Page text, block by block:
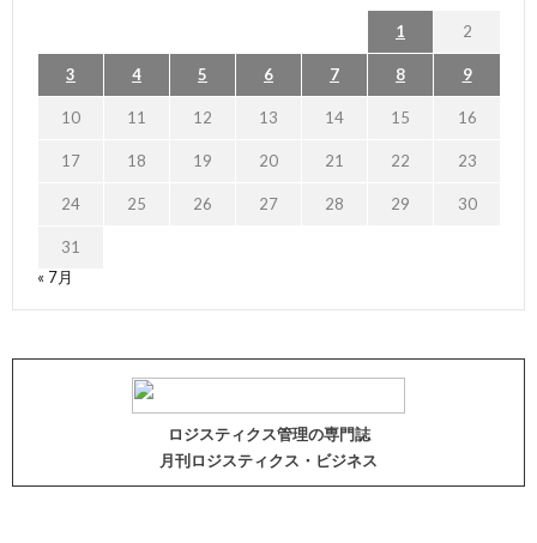
1 2
3 4 5 6 7 8 9
10 11 12 13 14 15 16
17 18 19 20 21 22 23
24 25 26 27 28 29 30
31
« 7月
ロジスティクス管理の専門誌
月刊ロジスティクス・ビジネス